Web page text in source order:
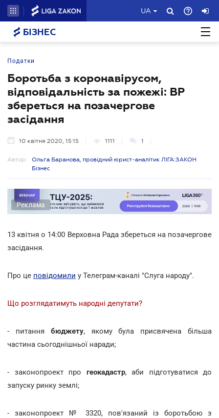
UA
БІЗНЕС
Податки
Боротьба з коронавірусом,
відповідальність за пожежі: ВР
збереться на позачергове
засідання
10 квітня 2020, 15:15 1111 1
Автор:
Ольга Баранова, провідний юрист-аналітик ЛІГА:ЗАКОН
Бізнес
Реклама
13 квітня о 14:00 Верховна Рада збереться на позачергове
засідання.
Про це повідомили у Телеграм-каналі "Слуга народу".
Що розглядатимуть народні депутати?
- питання бюджету, якому була присвячена більша
частина сьогоднішньої наради;
- законопроект про геокадастр, аби підготуватися до
запуску ринку землі;
- законопроект № 3320, пов'язаний із боротьбою з